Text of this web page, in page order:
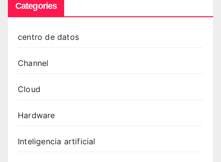
Categories
centro de datos
Channel
Cloud
Hardware
Inteligencia artificial